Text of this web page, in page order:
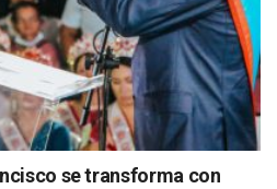
se transforma con